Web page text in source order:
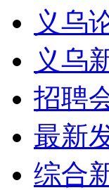
义乌
义乌
招聘
最新
综合